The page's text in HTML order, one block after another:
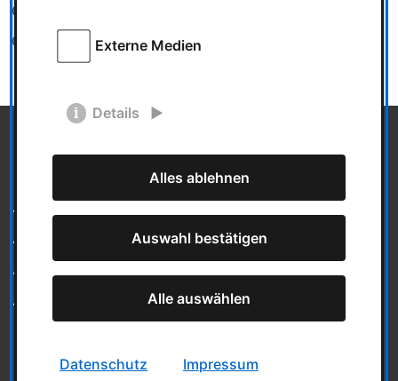
Informationen
Mediadaten
Impressum
Externe Medien
Details
Alles ablehnen
Auswahl bestätigen
Alle auswählen
Datenschutz Impressum